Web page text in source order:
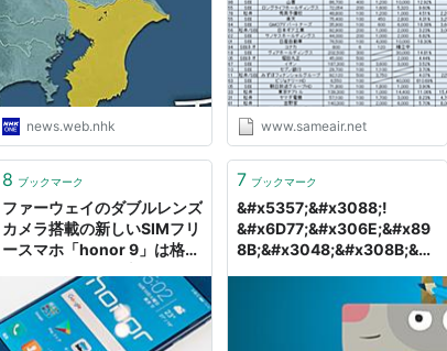
news.web.nhk
1000万でセミリタイアして
バリスタFIRE
www.sameair.net
8 ブックマーク
ファーウェイのダブルレンズ
カメラ搭載の新しいSIMフリ
ースマホ「honor 9」は格安
3048円から！各社の価格や
特典をまとめーー割高ながら
単体購入も可能
7 ブックマーク
&#x5357;&#x3088;!
&#x6D77;&#x306E;&#x89
8B;&#x3048;&#x308B;&#x